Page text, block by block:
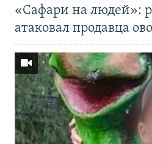
«Cафари на людей»:
атаковал продавца